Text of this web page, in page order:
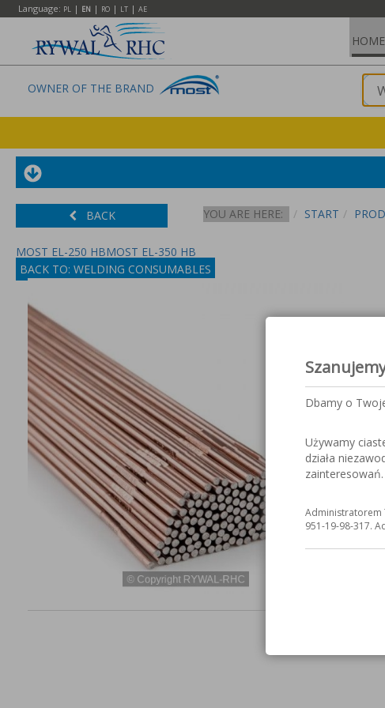
Language: PL | EN | RO | LT | AE
HOME
OWNER OF THE BRAND
BACK YOU ARE HERE: START
MOST EL-250 HBMOST EL-350 HB
BACK TO: WELDING CONSUMABLES
Dbamy o
Używamy
działa
zainteresowań.
Administratorem
951-19-98-317.